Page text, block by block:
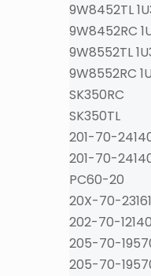
9W8452TL
9W8452RC
9W8552TL
9W8552RC
SK350RC
SK350TL
201-70-
201-70-
PC60-20
20X-70-
202-70-
205-70-
205-70-